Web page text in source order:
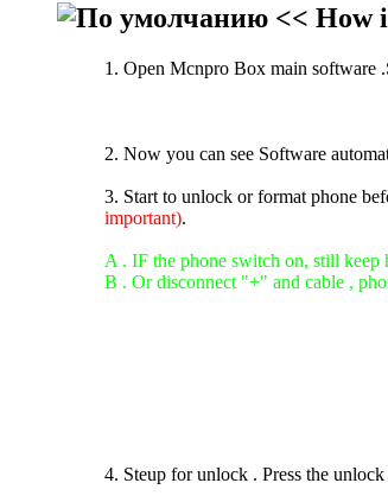
<< How
1. Open Mcnpro Box main software
2. Now you can see Software
3. Start to unlock or format phone
important).
A . IF the phone switch on, still
B . Or disconnect "+" and cable ,
4. Steup for unlock . Press the